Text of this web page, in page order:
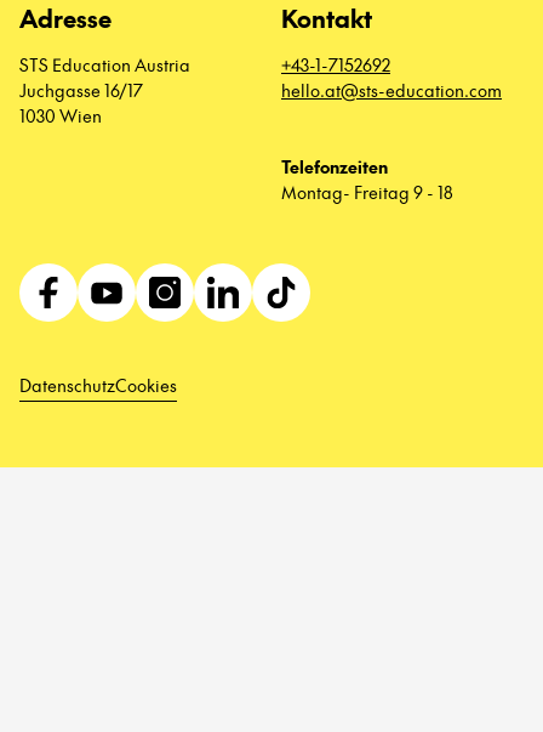
Adresse
STS Education Austria
Juchgasse 16/17
1030 Wien
Kontakt
+43-1-7152692
hello.at@sts-education.com
Telefonzeiten
Montag- Freitag 9 - 18
DatenschutzCookies